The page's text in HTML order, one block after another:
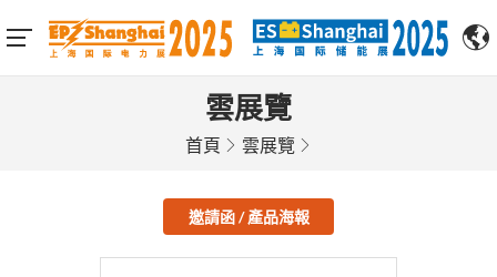
雲展覽
首頁 雲展覽
邀請函 / 產品海報